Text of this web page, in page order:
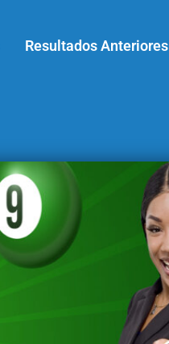
Resultados Anteriores